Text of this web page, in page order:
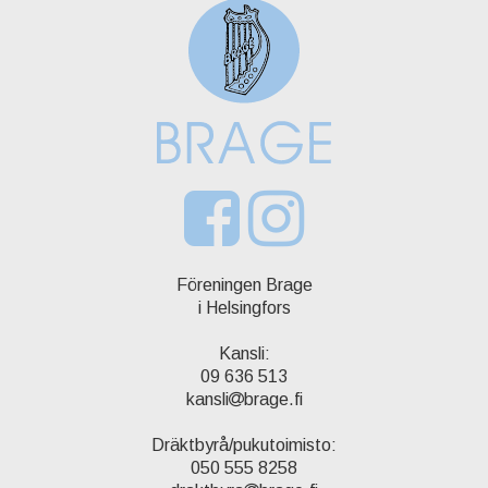
Föreningen Brage
i Helsingfors
Kansli:
09 636 513
kansli
brage.fi
Dräktbyrå/pukutoimisto:
050 555 8258